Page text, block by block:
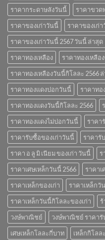
ราคากระดาษลังวันนี้
ราคาขวด
ราคาของเก่าวันนี้
ราคาของเก่
ราคาของเก่าวันนี้ 2567 วันนี้ ล่าสุด
ราคาทองเหลือง
ราคาทองเหลือ
ราคาทองเหลืองวันนี้กิโลละ 2566
ราคาทองแดงปอกวันนี้
ราคาทอ
ราคาทองแดงวันนี้กิโลละ 2566
ราคาทองแดงไม่ปอกวันนี้
ราคา
ราคารับซื้อของเก่าวันนี้
ราคารั
ราคา อ ลู มิ เนียม ของเก่า วันนี้
ราคาเศษเหล็กวันนี้ 2566
ราคาเ
ราคาเหล็กของเก่า
ราคาเหล็กวั
ราคาเหล็กวันนี้กิโลละของเก่า
วงษ์พาณิชย์
วงษ์พาณิชย์ ราคารั
เศษเหล็กโลละกี่บาท
เหล็กกิโลล